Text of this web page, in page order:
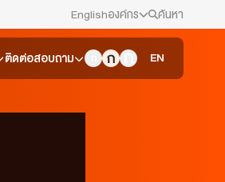
Englishองค์กร
สมัครงาน/ฝึกงาน
ค้นหา
ติดต่อสอบถาม EN